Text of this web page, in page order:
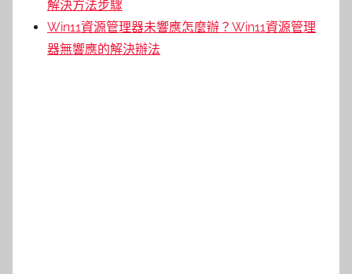
解決方法步驟
Win11資源管理器未響應怎麼辦？Win11資源管理
器無響應的解決辦法